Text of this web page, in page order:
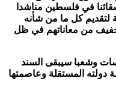
في فلسطين مناشدا
لتقديم كل ما من شأنه
من معاناتهم في ظل
وشعبا سيبقى السند
دولته المستقلة وعاصمتها